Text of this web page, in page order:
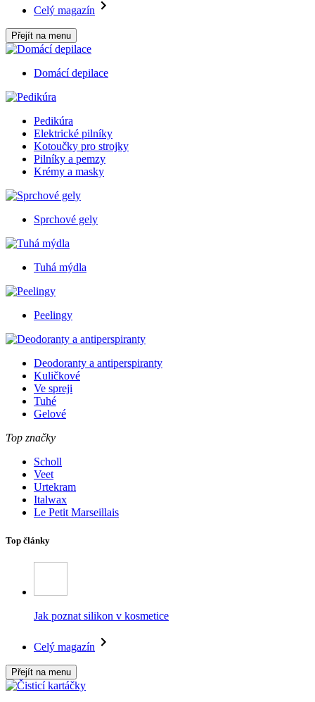
Celý magazín
Přejít na menu
Domácí depilace
Pedikúra
Elektrické pilníky
Kotoučky pro strojky
Pilníky a pemzy
Krémy a masky
Sprchové gely
Tuhá mýdla
Peelingy
Deodoranty a antiperspiranty
Kuličkové
Ve spreji
Tuhé
Gelové
Top značky
Scholl
Veet
Urtekram
Italwax
Le Petit Marseillais
Top články
Jak poznat silikon v kosmetice
Celý magazín
Přejít na menu